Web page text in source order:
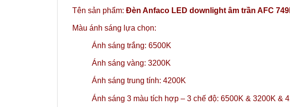
Tên sản phẩm: Đèn Anfaco LED downlight âm trần AFC
Màu ánh sáng lựa chọn:
Ánh sáng trắng: 6500K
Ánh sáng vàng: 3200K
Ánh sáng trung tính: 4200K
Ánh sáng 3 màu tích hợp – 3 chế độ: 6500K & 3200K &